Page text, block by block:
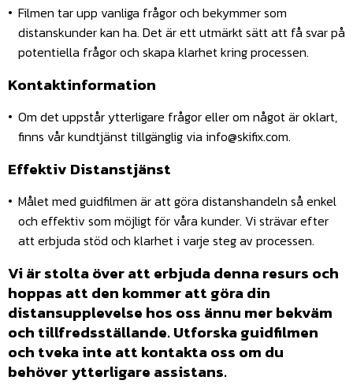
Filmen tar upp vanliga frågor och bekymmer som
distanskunder kan ha. Det är ett utmärkt sätt att få svar på
potentiella frågor och skapa klarhet kring processen.
Kontaktinformation
Om det uppstår ytterligare frågor eller om något är oklart,
finns vår kundtjänst tillgänglig via info@skifix.com.
Effektiv Distanstjänst
Målet med guidfilmen är att göra distanshandeln så enkel
och effektiv som möjligt för våra kunder. Vi strävar efter
att erbjuda stöd och klarhet i varje steg av processen.
Vi är stolta över att erbjuda denna resurs och
hoppas att den kommer att göra din
distansupplevelse hos oss ännu mer bekväm
och tillfredsställande. Utforska guidfilmen
och tveka inte att kontakta oss om du
behöver ytterligare assistans.